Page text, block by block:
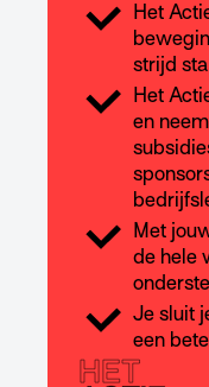
Het
strijd
Het
en
Met
de hele
Je sluit
een